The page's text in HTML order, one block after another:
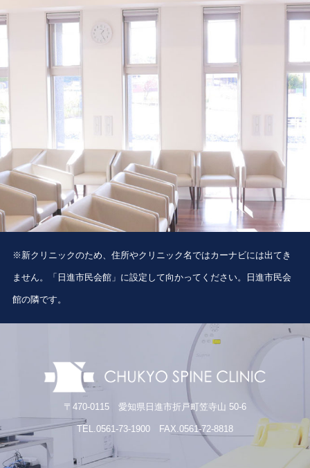
※新クリニックのため、住所やクリニック名ではカーナビには出てき
ません。「日進市民会館」に設定して向かってください。日進市民会
館の隣です。
〒470-0115 愛知県日進市折戸町笠寺山 50-6
TEL.0561-73-1900 FAX.0561-72-8818